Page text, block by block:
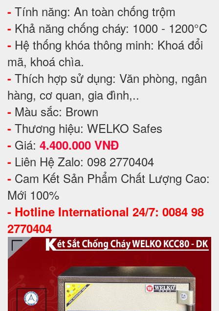
- Tính năng: An toàn chống trộm
- Khả năng chống cháy: 1000 - 1200°C
- Hệ thống khóa thông minh: Khoá đổi
mã, khoá chìa.
- Thích hợp sử dụng: Văn phòng, ngân
hàng, cơ quan, gia đình,..
- Màu sắc: Brown
- Thương hiệu: WELKO Safes
- Giá: 4.400.000 VNĐ
- Liên Hệ Zalo: 098 2770404
- Cam Kết Sản Phẩm Chất Lượng Cao:
Mới 100%
- Hotline International 24/7: 0084 98
2770404